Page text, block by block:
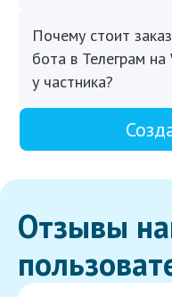
Почему стоит
бота в Телеграм
у частника?
Отзывы